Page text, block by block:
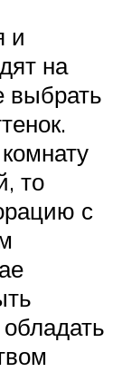
и
на
выбрать
то
с